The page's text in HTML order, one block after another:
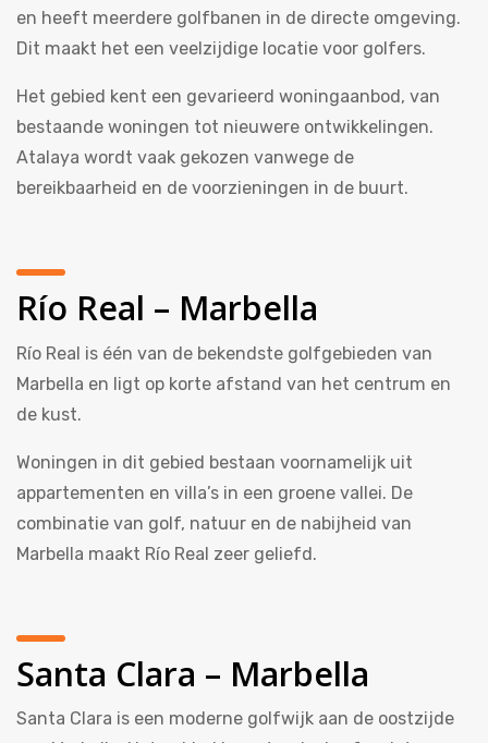
en heeft meerdere golfbanen in de directe omgeving.
Dit maakt het een veelzijdige locatie voor golfers.
Het gebied kent een gevarieerd woningaanbod, van
bestaande woningen tot nieuwere ontwikkelingen.
Atalaya wordt vaak gekozen vanwege de
bereikbaarheid en de voorzieningen in de buurt.
Río Real – Marbella
Río Real is één van de bekendste golfgebieden van
Marbella en ligt op korte afstand van het centrum en
de kust.
Woningen in dit gebied bestaan voornamelijk uit
appartementen en villa’s in een groene vallei. De
combinatie van golf, natuur en de nabijheid van
Marbella maakt Río Real zeer geliefd.
Santa Clara – Marbella
Santa Clara is een moderne golfwijk aan de oostzijde